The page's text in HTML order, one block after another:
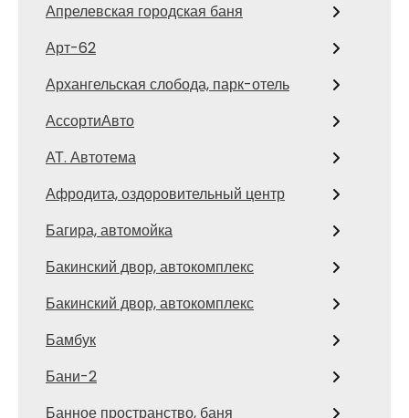
Апрелевская городская баня
Арт-62
Архангельская слобода, парк-отель
АссортиАвто
АТ. Автотема
Афродита, оздоровительный центр
Багира, автомойка
Бакинский двор, автокомплекс
Бакинский двор, автокомплекс
Бамбук
Бани-2
Банное пространство, баня